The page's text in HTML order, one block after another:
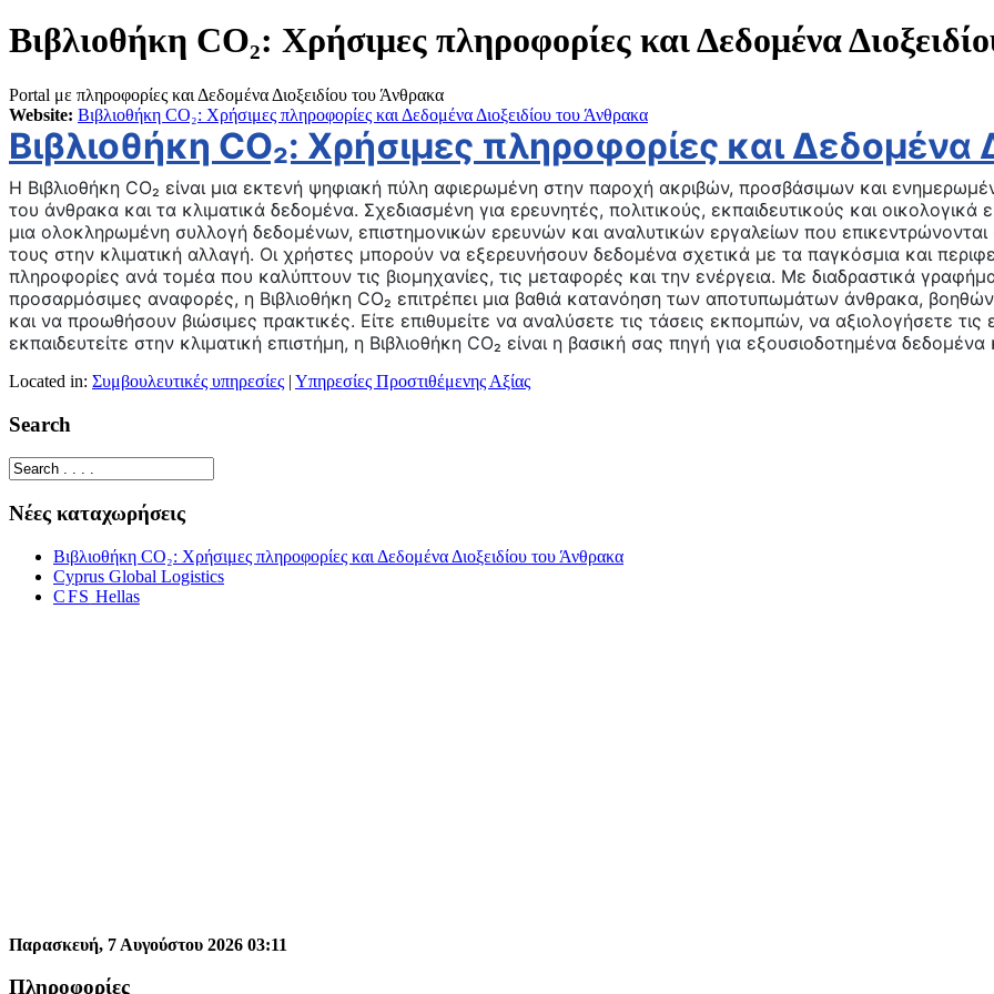
Βιβλιοθήκη CO₂: Χρήσιμες πληροφορίες και Δεδομένα
Por­tal με πληροφορίες και Δεδομένα Διοξειδίου του Άνθρακα
Web­site: Βιβλιοθήκη CO₂: Χρήσιμες πληροφορίες και Δεδομένα Διοξειδίου του Άνθρακα
Βιβλιοθήκη CO₂: Χρήσιμες πληροφορίες και Δεδομένα
Η Βιβλιοθήκη CO₂ είναι μια εκτενή ψηφιακή πύλη αφιερωμένη στην παροχή ακριβών, προσβάσιμων και
του άνθρακα και τα κλιματικά δεδομένα. Σχεδιασμένη για ερευνητές, πολιτικούς, εκπαιδευτικούς και
μια ολοκληρωμένη συλλογή δεδομένων, επιστημονικών ερευνών και αναλυτικών εργαλείων που επικεντρώνονται
τους στην κλιματική αλλαγή. Οι χρήστες μπορούν να εξερευνήσουν δεδομένα σχετικά με τα παγκόσμια και
πληροφορίες ανά τομέα που καλύπτουν τις βιομηχανίες, τις μεταφορές και την ενέργεια. Με διαδραστικά
προσαρμόσιμες αναφορές, η Βιβλιοθήκη CO₂ επιτρέπει μια βαθιά κατανόηση των αποτυπωμάτων άνθρακα,
και να προωθήσουν βιώσιμες πρακτικές. Είτε επιθυμείτε να αναλύσετε τις τάσεις εκπομπών, να αξιολογήσετε τις
εκπαιδευτείτε στην κλιματική επιστήμη, η Βιβλιοθήκη CO₂ είναι η βασική σας πηγή για εξουσιοδοτημένα
Located in: Συμβουλευτικές υπηρεσίες | Υπηρεσίες Προστιθέμενης Αξίας
Search
Νέες καταχωρήσεις
Βιβλιοθήκη CO₂: Χρήσιμες πληροφορίες και Δεδομένα Διοξειδίου του Άνθρακα
Cyprus Global Logis­tics
CFS Hel­las
Παρασκευή, 7 Αυγούστου 2026 03:11
Πληροφορίες